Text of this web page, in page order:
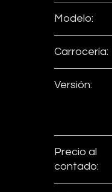
Modelo:
Carrocería:
Versión:
Precio al
contado: